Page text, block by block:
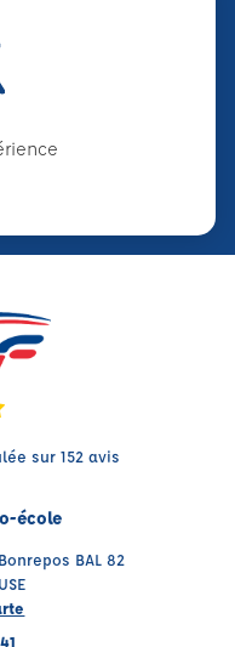
sur 152 avis
école
BAL 82